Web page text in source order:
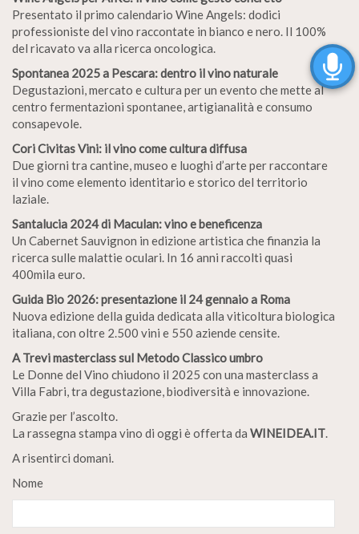
Presentato il primo calendario Wine Angels: dodici
professioniste del vino raccontate in bianco e nero. Il 100%
del ricavato va alla ricerca oncologica.
Spontanea 2025 a Pescara: dentro il vino naturale
Degustazioni, mercato e cultura per un evento che mette al
centro fermentazioni spontanee, artigianalità e consumo
consapevole.
Cori Civitas Vini: il vino come cultura diffusa
Due giorni tra cantine, museo e luoghi d’arte per raccontare
il vino come elemento identitario e storico del territorio
laziale.
Santalucia 2024 di Maculan: vino e beneficenza
Un Cabernet Sauvignon in edizione artistica che finanzia la
ricerca sulle malattie oculari. In 16 anni raccolti quasi
400mila euro.
Guida Bio 2026: presentazione il 24 gennaio a Roma
Nuova edizione della guida dedicata alla viticoltura biologica
italiana, con oltre 2.500 vini e 550 aziende censite.
A Trevi masterclass sul Metodo Classico umbro
Le Donne del Vino chiudono il 2025 con una masterclass a
Villa Fabri, tra degustazione, biodiversità e innovazione.
Grazie per l’ascolto.
La rassegna stampa vino di oggi è offerta da WINEIDEA.IT.
A risentirci domani.
Nome